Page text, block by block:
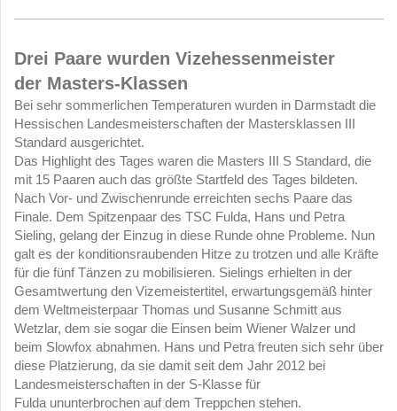
Drei Paare wurden Vizehessenmeister
der Masters-Klassen
Bei sehr sommerlichen Temperaturen wurden in Darmstadt die
Hessischen Landesmeisterschaften der Mastersklassen III
Standard ausgerichtet.
Das Highlight des Tages waren die Masters III S Standard, die
mit 15 Paaren auch das größte Startfeld des Tages bildeten.
Nach Vor- und Zwischenrunde erreichten sechs Paare das
Finale. Dem Spitzenpaar des TSC Fulda, Hans und Petra
Sieling, gelang der Einzug in diese Runde ohne Probleme. Nun
galt es der konditionsraubenden Hitze zu trotzen und alle Kräfte
für die fünf Tänzen zu mobilisieren. Sielings erhielten in der
Gesamtwertung den Vizemeistertitel, erwartungsgemäß hinter
dem Weltmeisterpaar Thomas und Susanne Schmitt aus
Wetzlar, dem sie sogar die Einsen beim Wiener Walzer und
beim Slowfox abnahmen. Hans und Petra freuten sich sehr über
diese Platzierung, da sie damit seit dem Jahr 2012 bei
Landesmeisterschaften in der S-Klasse für
Fulda ununterbrochen auf dem Treppchen stehen.